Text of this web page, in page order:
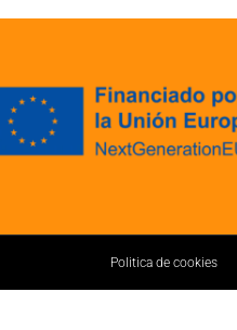
Politica de cookies